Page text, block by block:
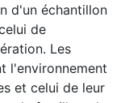
d'un échantillon
de
Les
l'environnement
et celui de leur